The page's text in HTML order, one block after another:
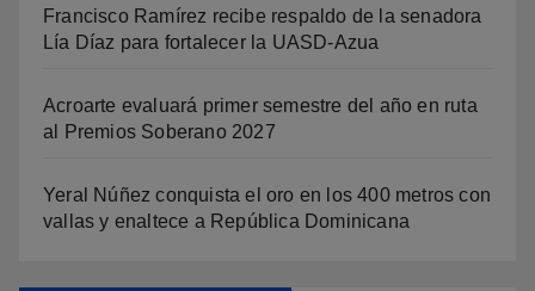
Francisco Ramírez recibe respaldo de la senadora
Lía Díaz para fortalecer la UASD-Azua
Acroarte evaluará primer semestre del año en ruta
al Premios Soberano 2027
Yeral Núñez conquista el oro en los 400 metros con
vallas y enaltece a República Dominicana